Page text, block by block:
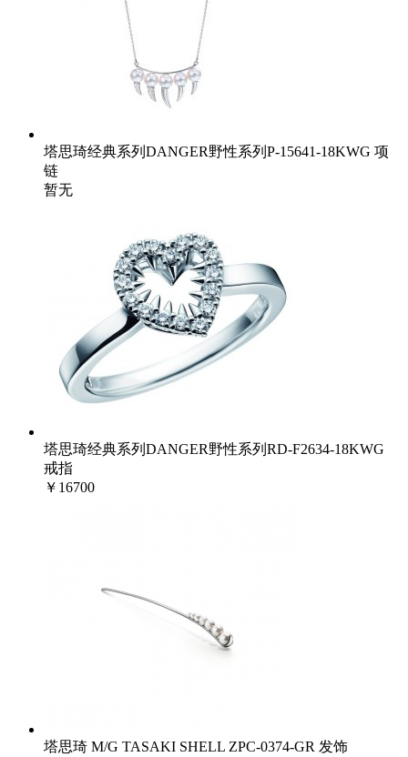
塔思琦经典系列DANGER野性系列P-15641-18KWG 项
链
暂无
塔思琦经典系列DANGER野性系列RD-F2634-18KWG
戒指
￥16700
塔思琦 M/G TASAKI SHELL ZPC-0374-GR 发饰